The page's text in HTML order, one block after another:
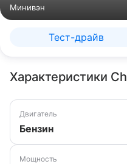
Минивэн
Тест-драйв
Характеристики
Двигатель
Бензин
Мощность